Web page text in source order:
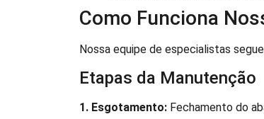
Como Funciona
Nossa equipe de especialistas
Etapas da Manutenção
1. Esgotamento: Fechamento do